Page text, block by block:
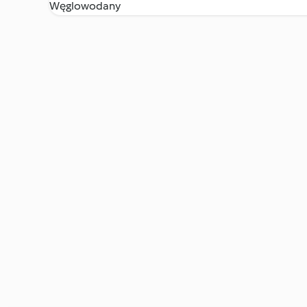
Węglowodany